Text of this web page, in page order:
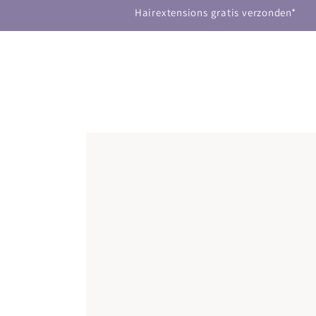
Hairextensions gratis verzonden*
CLIP-IN HAIREXTENSIONS